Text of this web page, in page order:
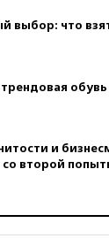
выбор: что
обувь
и
со второй